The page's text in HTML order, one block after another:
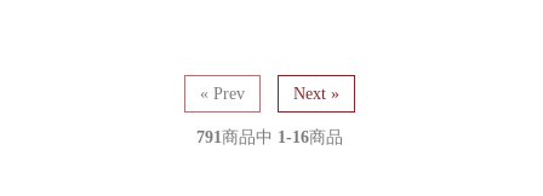
« Prev Next »
791商品中 1-16商品